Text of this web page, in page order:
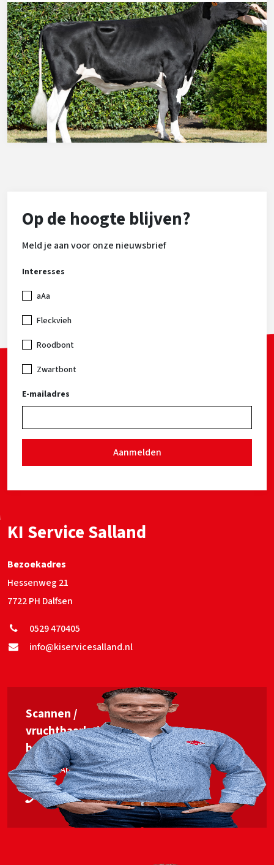
Op de hoogte blijven?
Meld je aan voor onze nieuwsbrief
Interesses
aAa
Fleckvieh
Roodbont
Zwartbont
E-mailadres
Aanmelden
KI Service Salland
Bezoekadres
Hessenweg 21
7722 PH Dalfsen
0529 470405
info@kiservicesalland.nl
Scannen /
vruchtbaarheids­
begeleiding
Jan van Ankum
06 53563448